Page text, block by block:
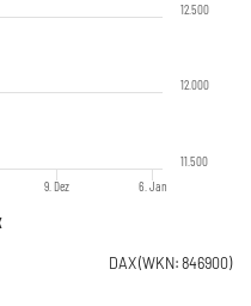
9. Dez 6. Jan
11.500
12.000
12.500
DAX(WKN: 846900)